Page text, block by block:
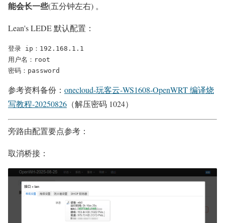
能会长一些(五分钟左右) 。
Lean's LEDE 默认配置：
登录 ip：192.168.1.1
用户名：root
密码：password
参考资料备份： onecloud-玩客云-WS1608-OpenWRT 编译烧
写教程-20250826 （解压密码 1024）
旁路由配置要点参考：
取消桥接：